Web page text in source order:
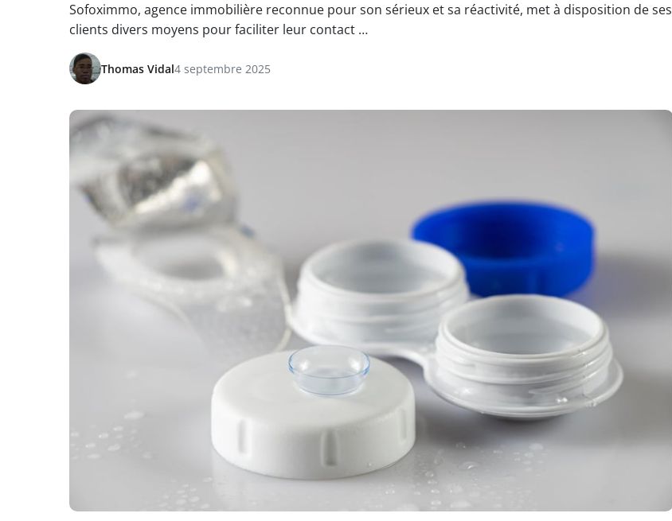
Sofoximmo, agence immobilière reconnue pour son sérieux et sa réactivité, met à disposition de ses
clients divers moyens pour faciliter leur contact …
Thomas Vidal4 septembre 2025